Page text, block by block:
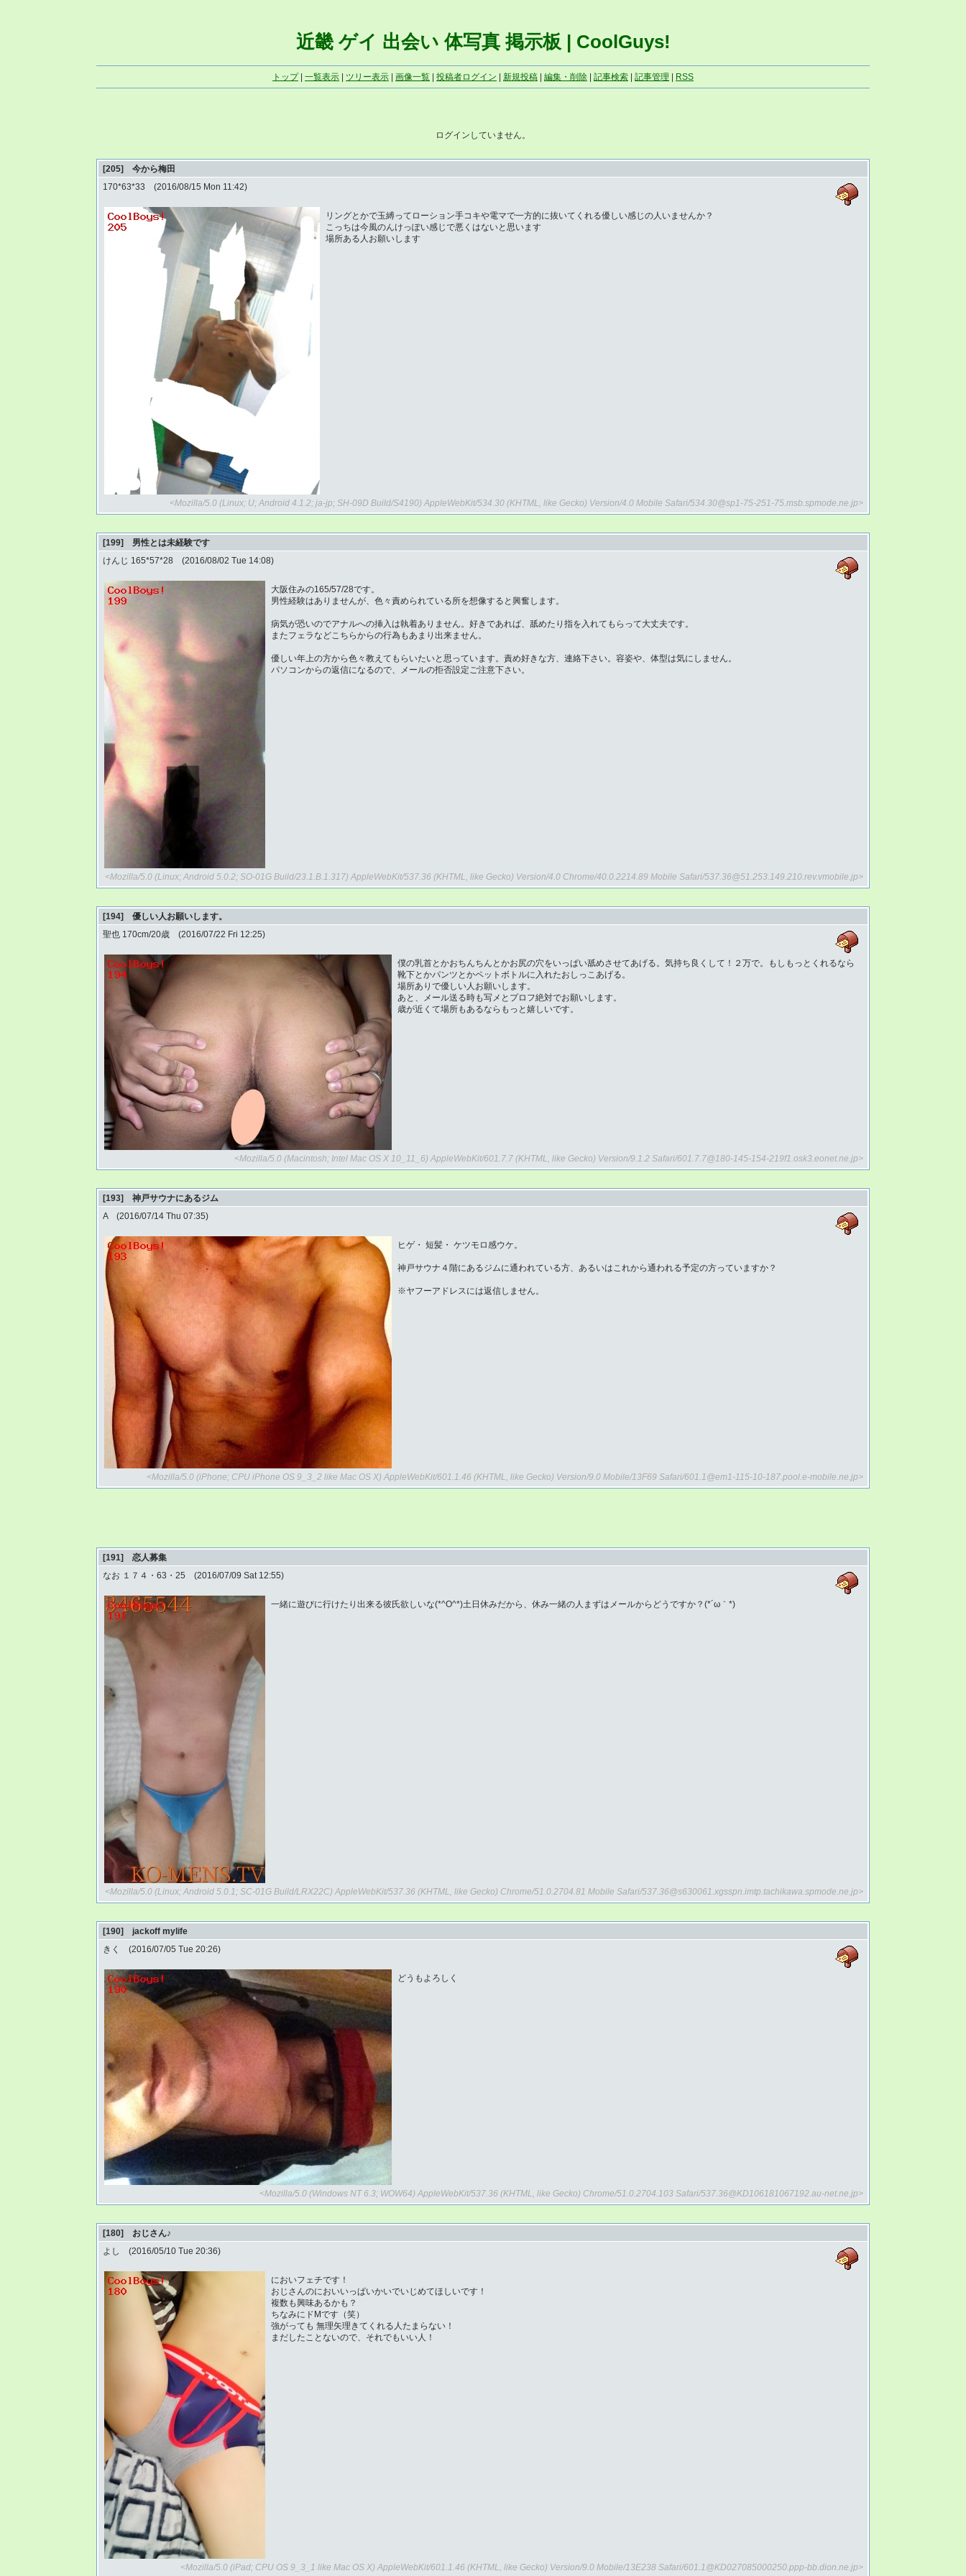
近畿 ゲイ 出会い 体写真 掲示板 | CoolGuys!
トップ| 一覧表示 ツリー表示 画像一覧 投稿者ログイン 新規投稿 編集・削除 記事検索 記事管理 RSS
ログインしていません。
[205] 今から梅田
170*63*33 (2016/08/15 Mon 11:42)
リングとかで玉縛ってローション手コキや電マで一方的に抜いてくれる優しい感じの人いませんか？
こっちは今風のんけっぽい感じで悪くはないと思います
場所ある人お願いします
<Mozilla/5.0 (Linux; U; Android 4.1.2; ja-jp; SH-09D Build/S4190) AppleWebKit/534.30 (KHTML, like Gecko) Version/4.0 Mobile Safari/534.30@sp1-75-251-75.msb.spmode.ne.jp>
[199] 男性とは未経験です
けんじ 165*57*28 (2016/08/02 Tue 14:08)
大阪住みの165/57/28です。
男性経験はありませんが、色々責められている所を想像すると興奮します。
病気が恐いのでアナルへの挿入は執着ありません。好きであれば、舐めたり指を入れてもらって大丈夫です。
またフェラなどこちらからの行為もあまり出来ません。
優しい年上の方から色々教えてもらいたいと思っています。責め好きな方、連絡下さい。容姿や、体型は気にしません。
パソコンからの返信になるので、メールの拒否設定ご注意下さい。
<Mozilla/5.0 (Linux; Android 5.0.2; SO-01G Build/23.1.B.1.317) AppleWebKit/537.36 (KHTML, like Gecko) Version/4.0 Chrome/40.0.2214.89 Mobile Safari/537.36@51.253.149.210.rev.vmobile.jp>
[194] 優しい人お願いします。
聖也 170cm/20歳 (2016/07/22 Fri 12:25)
僕の乳首とかおちんちんとかお尻の穴をいっぱい舐めさせてあげる。気持ち良くして！２万で。もしもっとくれるなら
靴下とかパンツとかペットボトルに入れたおしっこあげる。
場所ありで優しい人お願いします。
あと、メール送る時も写メとプロフ絶対でお願いします。
歳が近くて場所もあるならもっと嬉しいです。
<Mozilla/5.0 (Macintosh; Intel Mac OS X 10_11_6) AppleWebKit/601.7.7 (KHTML, like Gecko) Version/9.1.2 Safari/601.7.7@180-145-154-219f1.osk3.eonet.ne.jp>
[193] 神戸サウナにあるジム
A (2016/07/14 Thu 07:35)
ヒゲ・ 短髪・ ケツモロ感ウケ。
神戸サウナ４階にあるジムに通われている方、あるいはこれから通われる予定の方っていますか？
※ヤフーアドレスには返信しません。
<Mozilla/5.0 (iPhone; CPU iPhone OS 9_3_2 like Mac OS X) AppleWebKit/601.1.46 (KHTML, like Gecko) Version/9.0 Mobile/13F69 Safari/601.1@em1-115-10-187.pool.e-mobile.ne.jp>
[191] 恋人募集
なお １７４・63・25 (2016/07/09 Sat 12:55)
一緒に遊びに行けたり出来る彼氏欲しいな(*^O^*)土日休みだから、休み一緒の人まずはメールからどうですか？(*´ω｀*)
<Mozilla/5.0 (Linux; Android 5.0.1; SC-01G Build/LRX22C) AppleWebKit/537.36 (KHTML, like Gecko) Chrome/51.0.2704.81 Mobile Safari/537.36@s630061.xgsspn.imtp.tachikawa.spmode.ne.jp>
[190] jackoff mylife
きく (2016/07/05 Tue 20:26)
どうもよろしく
<Mozilla/5.0 (Windows NT 6.3; WOW64) AppleWebKit/537.36 (KHTML, like Gecko) Chrome/51.0.2704.103 Safari/537.36@KD106181067192.au-net.ne.jp>
[180] おじさん♪
よし (2016/05/10 Tue 20:36)
においフェチです！
おじさんのにおいいっぱいかいでいじめてほしいです！
複数も興味あるかも？
ちなみにドMです（笑）
強がっても 無理矢理きてくれる人たまらない！
まだしたことないので、それでもいい人！
<Mozilla/5.0 (iPad; CPU OS 9_3_1 like Mac OS X) AppleWebKit/601.1.46 (KHTML, like Gecko) Version/9.0 Mobile/13E238 Safari/601.1@KD027085000250.ppp-bb.dion.ne.jp>